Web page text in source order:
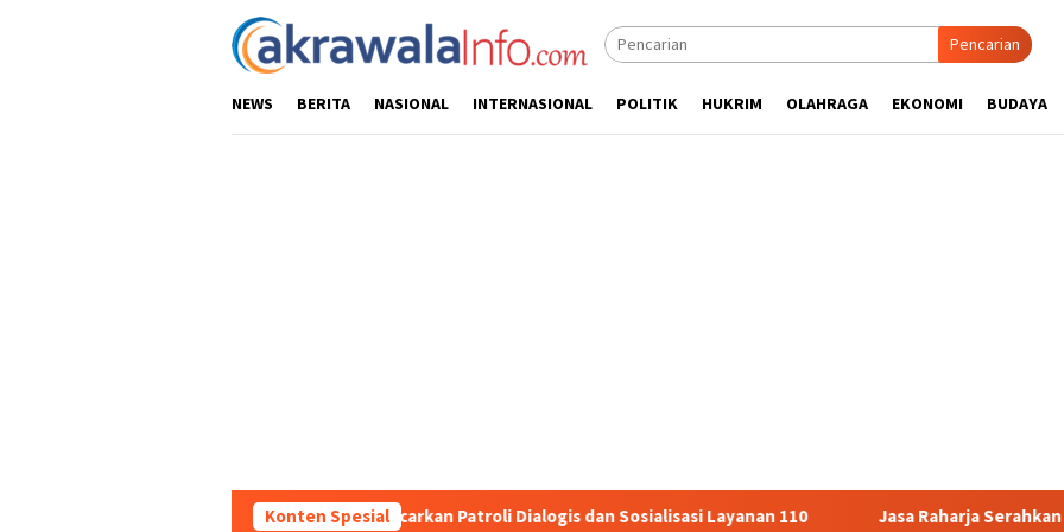
Pencarian
NEWS BERITA NASIONAL INTERNASIONAL POLITIK HUKRIM OLAHRAGA EKONOMI BUDAYA
Konten Spesial
Toraja Utara Gencarkan Patroli Dialogis dan Sosialisasi Layanan 110 Jasa Raharja Serahkan Santunan kepada Ahli